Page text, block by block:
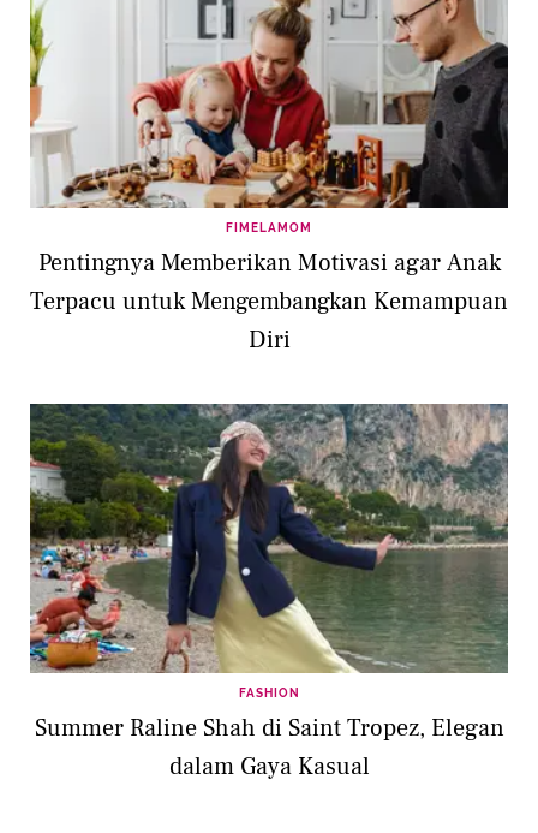
FIMELAMOM
Pentingnya Memberikan Motivasi agar Anak
Terpacu untuk Mengembangkan Kemampuan
Diri
FASHION
Summer Raline Shah di Saint Tropez, Elegan
dalam Gaya Kasual